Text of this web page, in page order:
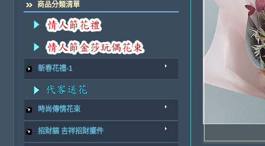
商品分類清單
新春花禮-1
時尚傳情花束
招財貓 吉祥招財擺件